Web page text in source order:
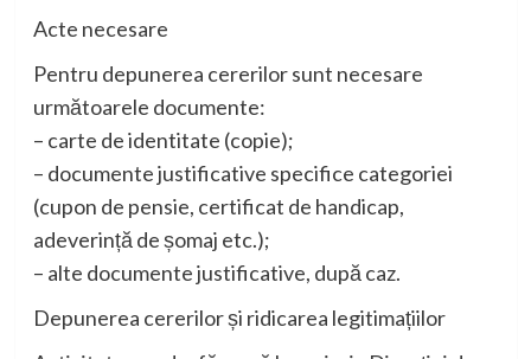
Acte necesare
Pentru depunerea cererilor sunt necesare
următoarele documente:
– carte de identitate (copie);
– documente justificative specifice categoriei
(cupon de pensie, certificat de handicap,
adeverință de șomaj etc.);
– alte documente justificative, după caz.
Depunerea cererilor și ridicarea legitimațiilor